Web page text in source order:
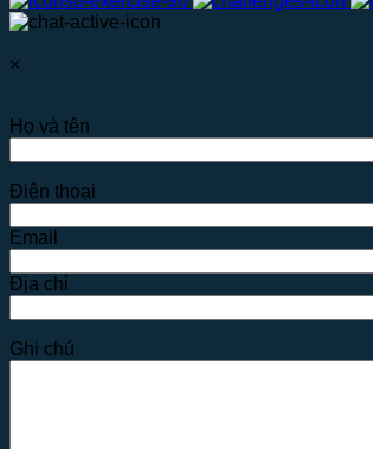
×
Họ và tên
Điện thoại
Email
Địa chỉ
Ghi chú